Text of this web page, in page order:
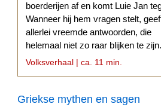
boerderijen af en komt Luie Jan
Wanneer hij hem vragen stelt,
allerlei vreemde antwoorden, die
helemaal niet zo raar blijken te zijn.
Volksverhaal | ca. 11 min.
Griekse mythen en sagen